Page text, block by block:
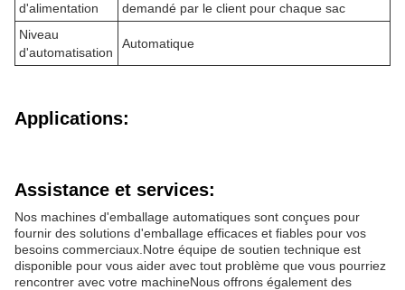
d'alimentation
demandé par le client pour chaque sac
Niveau
d'automatisation
Automatique
Applications:
Assistance et services:
Nos machines d'emballage automatiques sont conçues pour
fournir des solutions d'emballage efficaces et fiables pour vos
besoins commerciaux.Notre équipe de soutien technique est
disponible pour vous aider avec tout problème que vous pourriez
rencontrer avec votre machineNous offrons également des